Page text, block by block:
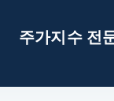
주가지수 전